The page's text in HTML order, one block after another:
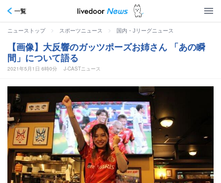
一覧
ニューストップ > スポーツニュース > 国内・Jリーグニュース
【画像】大反響のガッツポーズお姉さん 「あの瞬
間」について語る
2021年5月1日 6時0分 J-CASTニュース